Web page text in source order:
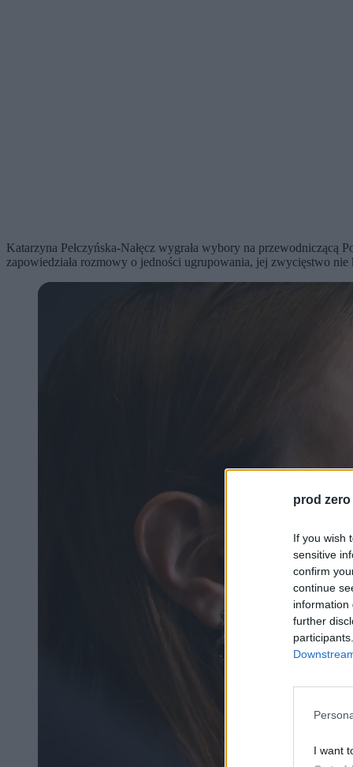
prod zero
If you wish
sensitive
confirm
continue
information
further
I want
Katarzyna Pełczyńska-Nałęcz wygrała wybory na
zapowiedziała rozmowy o jedności ugrupowania, jej zwycięstwo